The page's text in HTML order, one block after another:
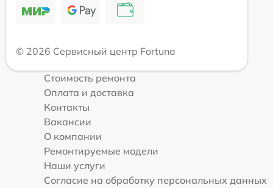
© 2026 Сервисный центр Fortuna
Стоимость ремонта
Оплата и доставка
Контакты
Вакансии
О компании
Ремонтируемые модели
Наши услуги
Согласие на обработку персональных данных